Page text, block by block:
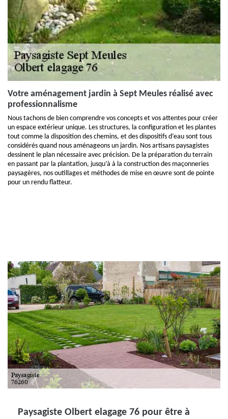
Votre aménagement jardin à Sept Meules réalisé avec
professionnalisme
Nous tachons de bien comprendre vos concepts et vos attentes pour créer
un espace extérieur unique. Les structures, la configuration et les plantes
tout comme la disposition des chemins, et des dispositifs d’eau sont tous
considérés quand nous aménageons un jardin. Nos artisans paysagistes
dessinent le plan nécessaire avec précision. De la préparation du terrain
en passant par la plantation, jusqu’à à la construction des maçonneries
paysagères, nos outillages et méthodes de mise en œuvre sont de pointe
pour un rendu flatteur.
Paysagiste Olbert elagage 76 pour être à